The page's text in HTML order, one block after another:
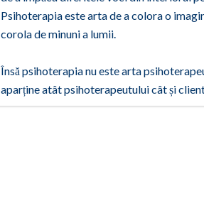
Psihoterapia este arta de a colora o
corola de minuni a lumii.
Însă psihoterapia nu este arta
aparține atât psihoterapeutului cât și